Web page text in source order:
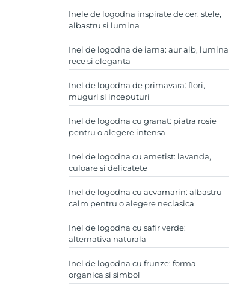
Inele de logodna inspirate de cer: stele,
albastru si lumina
Inel de logodna de iarna: aur alb, lumina
rece si eleganta
Inel de logodna de primavara: flori,
muguri si inceputuri
Inel de logodna cu granat: piatra rosie
pentru o alegere intensa
Inel de logodna cu ametist: lavanda,
culoare si delicatete
Inel de logodna cu acvamarin: albastru
calm pentru o alegere neclasica
Inel de logodna cu safir verde:
alternativa naturala
Inel de logodna cu frunze: forma
organica si simbol